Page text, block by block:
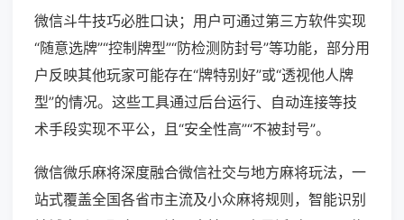
微信斗牛技巧必胜口诀；用户可通过第三方软件实现
“随意选牌”“控制牌型”“防检测防封号”等功能，部分用
户反映其他玩家可能存在“牌特别好”或“透视他人牌
型”的情况。这些工具通过后台运行、自动连接等技
术手段实现不平公，且“安全性高”“不被封号”。
微信微乐麻将深度融合微信社交与地方麻将玩法，一
站式覆盖全国各省市主流及小众麻将规则，智能识别